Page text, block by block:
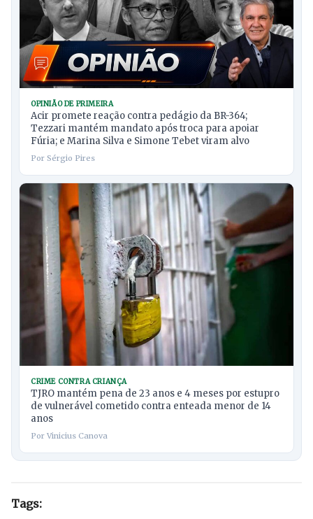
OPINIÃO DE PRIMEIRA
Acir promete reação contra pedágio da BR-364;
Tezzari mantém mandato após troca para apoiar
Fúria; e Marina Silva e Simone Tebet viram alvo
Por Sérgio Pires
CRIME CONTRA CRIANÇA
TJRO mantém pena de 23 anos e 4 meses por estupro
de vulnerável cometido contra enteada menor de 14
anos
Por Vinicius Canova
Tags: